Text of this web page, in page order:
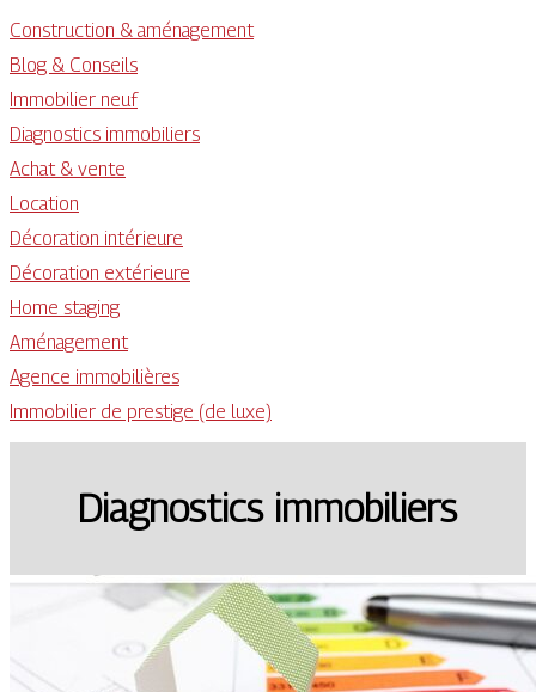
Construction & aménagement
Blog & Conseils
Immobilier neuf
Diagnostics immobiliers
Achat & vente
Location
Décoration intérieure
Décoration extérieure
Home staging
Aménagement
Agence immobilières
Immobilier de prestige (de luxe)
Diagnostics immobiliers